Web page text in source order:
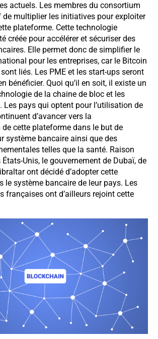
actuels. Les membres du consortium
multiplier les initiatives pour exploiter
plateforme. Cette technologie
créée pour accélérer et sécuriser des
Elle permet donc de simplifier le
pour les entreprises, car le Bitcoin
liés. Les PME et les start-ups seront
bénéficier. Quoi qu’il en soit, il existe un
de la chaine de bloc et les
Les pays qui optent pour l’utilisation de
d’avancer vers la
cette plateforme dans le but de
système bancaire ainsi que des
telles que la santé. Raison
Unis, le gouvernement de Dubaï, de
ont décidé d’adopter cette
le système bancaire de leur pays. Les
françaises ont d’ailleurs rejoint cette